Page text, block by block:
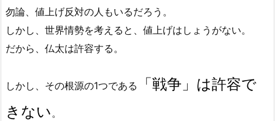
勿論、値上げ反対の人もいるだろう。
しかし、世界情勢を考えると、値上げはしょうがない。
だから、仏太は許容する。
しかし、その根源の1つである
「戦争」は許容で
きない 。